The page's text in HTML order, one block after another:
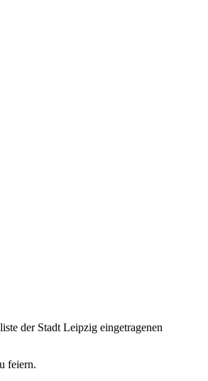
der Stadt Leipzig eingetragenen
feiern.